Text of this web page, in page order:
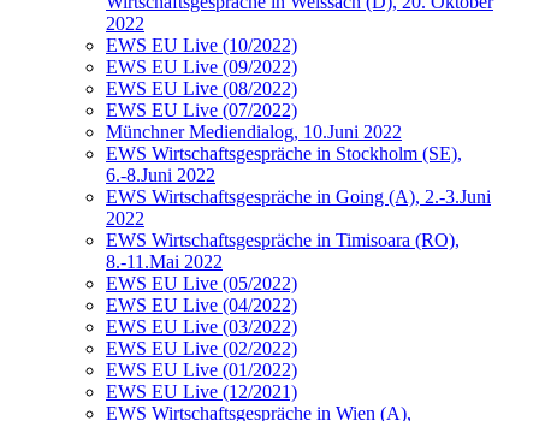
2022
EWS EU Live (10/2022)
EWS EU Live (09/2022)
EWS EU Live (08/2022)
EWS EU Live (07/2022)
Münchner Mediendialog, 10.Juni 2022
EWS Wirtschaftsgespräche in Stockholm (SE),
6.-8.Juni 2022
EWS Wirtschaftsgespräche in Going (A), 2.-3.Juni
2022
EWS Wirtschaftsgespräche in Timisoara (RO),
8.-11.Mai 2022
EWS EU Live (05/2022)
EWS EU Live (04/2022)
EWS EU Live (03/2022)
EWS EU Live (02/2022)
EWS EU Live (01/2022)
EWS EU Live (12/2021)
EWS Wirtschaftsgespräche in Wien (A),